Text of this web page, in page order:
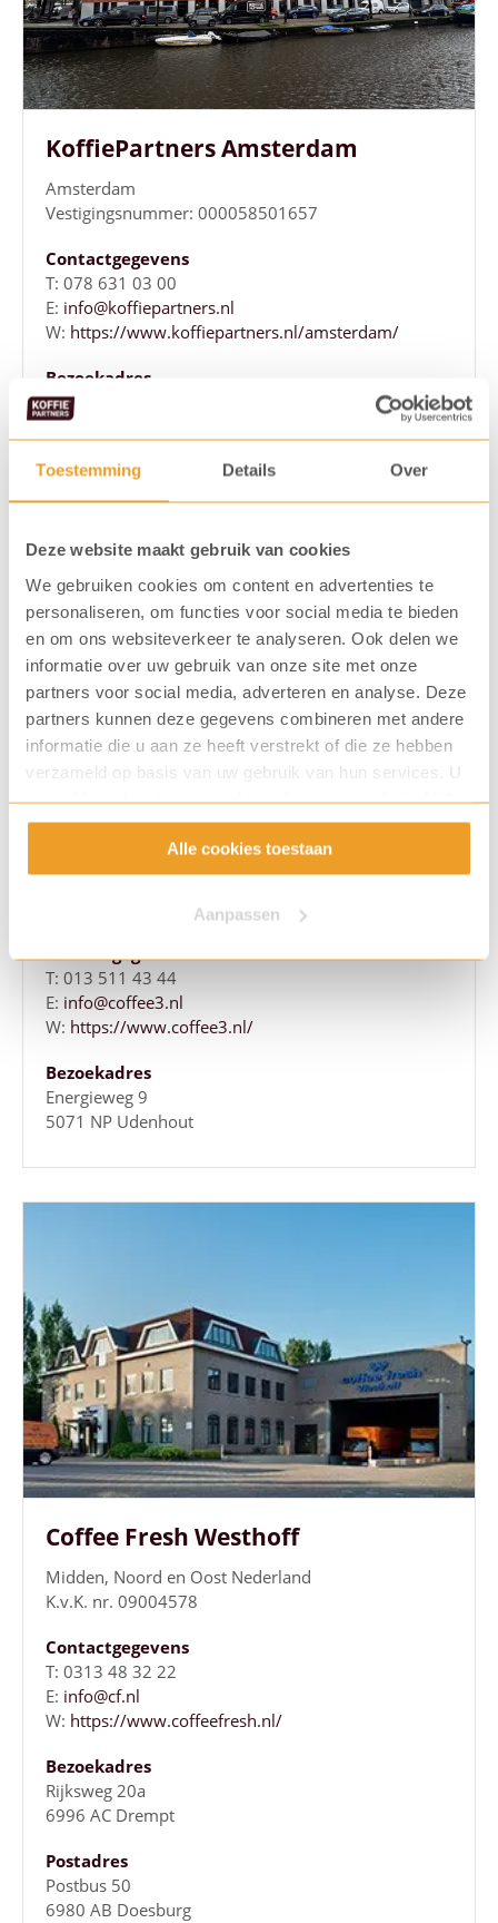
Toestemming Details Over
Deze website maakt gebruik van cookies
We gebruiken cookies om content en advertenties te
personaliseren, om functies voor social media te bieden
en om ons websiteverkeer te analyseren. Ook delen we
informatie over uw gebruik van onze site met onze
partners voor social media, adverteren en analyse. Deze
partners kunnen deze gegevens combineren met andere
informatie die u aan ze heeft verstrekt of die ze hebben
verzameld op basis van uw gebruik van hun services. U
gaat akkoord met onze cookies als u onze website blijft
gebruiken.
Alle cookies toestaan
Aanpassen
KoffiePartners Amsterdam
Amsterdam
Vestigingsnummer: 000058501657
Contactgegevens
T: 078 631 03 00
E: info@koffiepartners.nl
W: https://www.koffiepartners.nl/amsterdam/
Bezoekadres
Weesperplein 4B
1018 XA Amsterdam
KoffiePartners Brabant (Coffee3)
Zuid, Midden en Oost Nederland
T: 013 511 43 44
E: info@coffee3.nl
W: https://www.coffee3.nl/
Bezoekadres
Energieweg 9
5071 NP Udenhout
Coffee Fresh Westhoff
Midden, Noord en Oost Nederland
K.v.K. nr. 09004578
Contactgegevens
T: 0313 48 32 22
E: info@cf.nl
W: https://www.coffeefresh.nl/
Bezoekadres
Rijksweg 20a
6996 AC Drempt
Postadres
Postbus 50
6980 AB Doesburg